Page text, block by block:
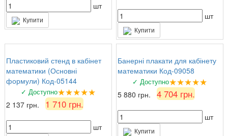
шт
Купити шт
Купити
Пластиковий стенд в кабінет
математики (Основні
формули) Код-05144
✓ Доступно★★★★★
2 137 грн. 1 710 грн.
шт
Банерні плакати для кабінету
математики Код-09058
✓ Доступно★★★★★
5 880 грн. 4 704 грн.
шт
Купити